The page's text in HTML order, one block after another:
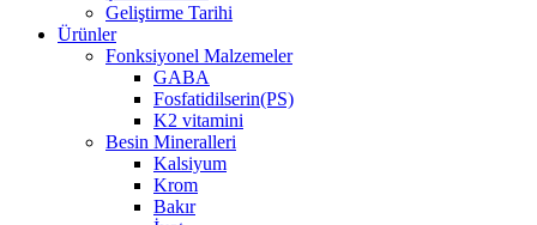
Geliştirme Tarihi
Ürünler
Fonksiyonel Malzemeler
GABA
Fosfatidilserin(PS)
K2 vitamini
Besin Mineralleri
Kalsiyum
Krom
Bakır